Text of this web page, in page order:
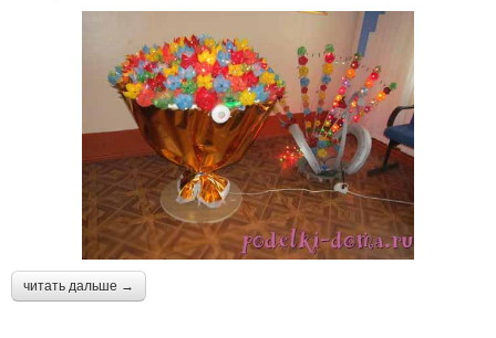
читать дальше →